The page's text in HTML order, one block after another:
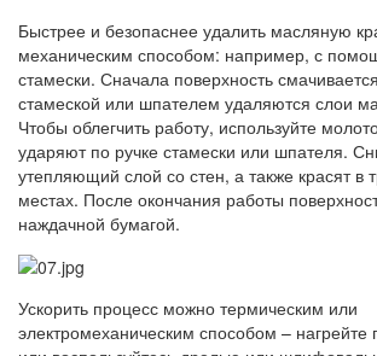
Быстрее и безопаснее удалить масляную
механическим способом: например, с
стамески. Сначала поверхность
стамеской или шпателем удаляются слои
Чтобы облегчить работу, используйте
ударяют по ручке стамески или шпателя.
утепляющий слой со стен, а также красят в
местах. После окончания работы
наждачной бумагой.
Ускорить процесс можно термическим или
электромеханическим способом – нагрейте